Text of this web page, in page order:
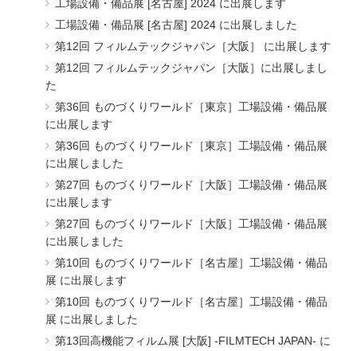
工場設備・備品展 [名古屋] 2024 に出展します
工場設備・備品展 [名古屋] 2024 に出展しました
第12回 フィルムテックジャパン［大阪］ に出展します
第12回 フィルムテックジャパン［大阪］に出展しまし
た
第36回 ものづくりワールド［東京］工場設備・備品展
に出展します
第36回 ものづくりワールド［東京］工場設備・備品展
に出展しました
第27回 ものづくりワールド［大阪］工場設備・備品展
に出展します
第27回 ものづくりワールド［大阪］工場設備・備品展
に出展しました
第10回 ものづくりワールド［名古屋］工場設備・備品
展 に出展します
第10回 ものづくりワールド［名古屋］工場設備・備品
展 に出展しました
第13回高機能フィルム展 [大阪] -FILMTECH JAPAN- に